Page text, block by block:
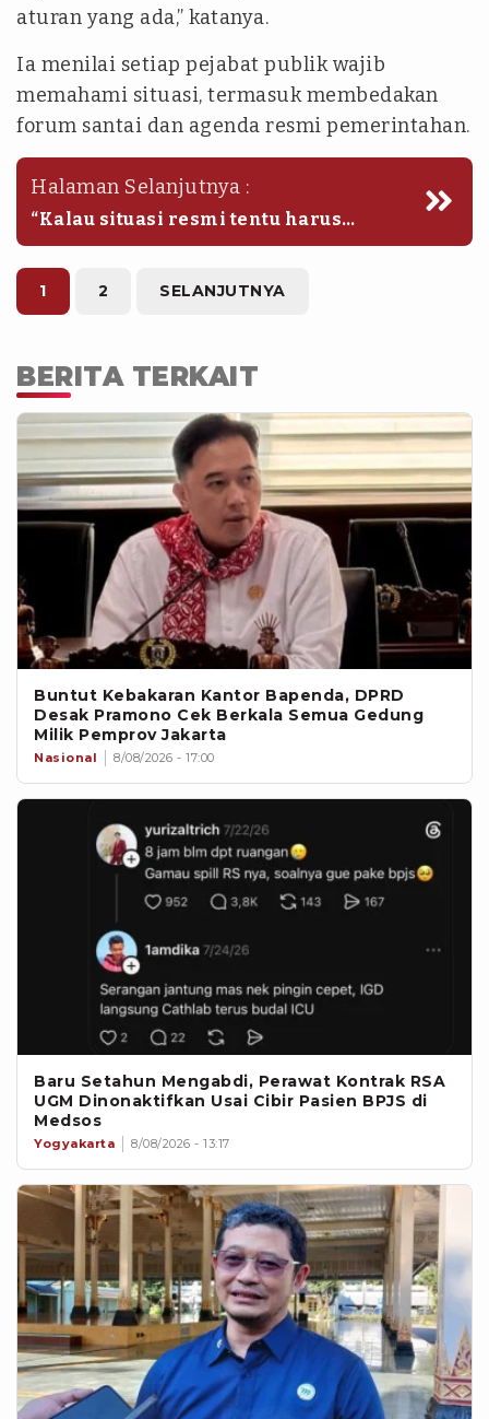
aturan yang ada,” katanya.
Ia menilai setiap pejabat publik wajib
memahami situasi, termasuk membedakan
forum santai dan agenda resmi pemerintahan.
Halaman Selanjutnya :
“Kalau situasi resmi tentu harus
mengikuti aturan resmi. Kalau santai
ya silakan menyesuaikan,” ucapnya.
1 2 SELANJUTNYA
BERITA TERKAIT
Buntut Kebakaran Kantor Bapenda, DPRD
Desak Pramono Cek Berkala Semua Gedung
Milik Pemprov Jakarta
Nasional 8/08/2026 - 17:00
Baru Setahun Mengabdi, Perawat Kontrak RSA
UGM Dinonaktifkan Usai Cibir Pasien BPJS di
Medsos
Yogyakarta 8/08/2026 - 13:17